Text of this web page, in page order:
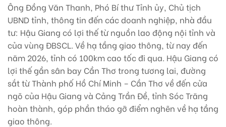
Ông Đồng Văn Thanh, Phó Bí thư Tỉnh ủy, Chủ tịch
UBND tỉnh, thông tin đến các doanh nghiệp, nhà đầu
tư: Hậu Giang có lợi thế từ nguồn lao động nội tỉnh và
của vùng ĐBSCL. Về hạ tầng giao thông, từ nay đến
năm 2026, tỉnh có 100km cao tốc đi qua. Hậu Giang có
lợi thế gần sân bay Cần Thơ trong tương lai, đường
sắt từ Thành phố Hồ Chí Minh – Cần Thơ về đến cửa
ngõ của Hậu Giang và Cảng Trần Đề, tỉnh Sóc Trăng
hoàn thành, góp phần tháo gỡ điểm nghẽn về hạ tầng
giao thông.